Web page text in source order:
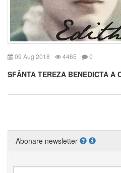
09 Aug 2018 4465 0
SFÂNTA TEREZA BENEDICTA A
Abonare newsletter